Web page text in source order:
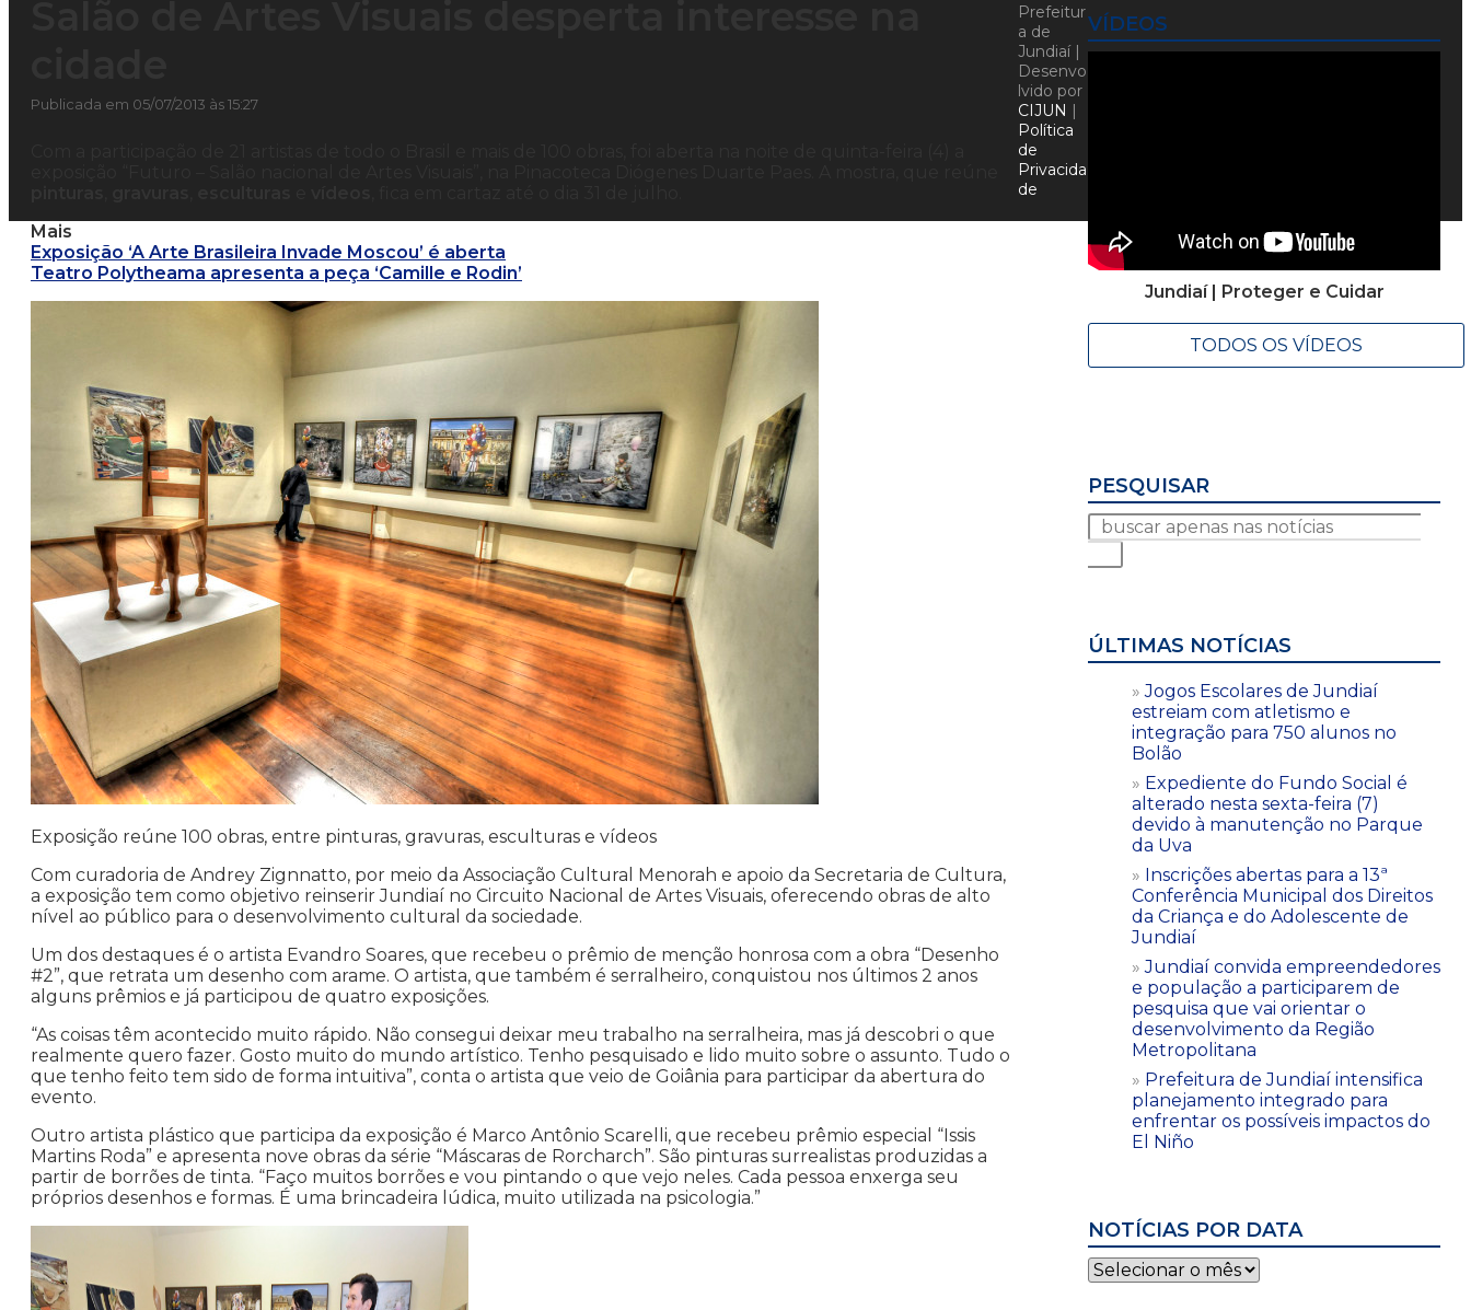
Publicada em 05/07/2013 às 15:27
Mais
Exposição ‘A Arte Brasileira Invade Moscou’ é aberta
Teatro Polytheama apresenta a peça ‘Camille e Rodin’
Exposição reúne 100 obras, entre pinturas, gravuras, esculturas e vídeos
Com curadoria de Andrey Zignnatto, por meio da Associação Cultural Menorah e apoio da Secretaria de Cultura,
a exposição tem como objetivo reinserir Jundiaí no Circuito Nacional de Artes Visuais, oferecendo obras de alto
nível ao público para o desenvolvimento cultural da sociedade.
Um dos destaques é o artista Evandro Soares, que recebeu o prêmio de menção honrosa com a obra “Desenho
#2”, que retrata um desenho com arame. O artista, que também é serralheiro, conquistou nos últimos 2 anos
alguns prêmios e já participou de quatro exposições.
“As coisas têm acontecido muito rápido. Não consegui deixar meu trabalho na serralheira, mas já descobri o que
realmente quero fazer. Gosto muito do mundo artístico. Tenho pesquisado e lido muito sobre o assunto. Tudo o
que tenho feito tem sido de forma intuitiva”, conta o artista que veio de Goiânia para participar da abertura do
evento.
Outro artista plástico que participa da exposição é Marco Antônio Scarelli, que recebeu prêmio especial “Issis
Martins Roda” e apresenta nove obras da série “Máscaras de Rorcharch”. São pinturas surrealistas produzidas a
partir de borrões de tinta. “Faço muitos borrões e vou pintando o que vejo neles. Cada pessoa enxerga seu
próprios desenhos e formas. É uma brincadeira lúdica, muito utilizada na psicologia.”
VÍDEOS
Jundiaí | Proteger e Cuidar
TODOS OS VÍDEOS
PESQUISAR
ÚLTIMAS NOTÍCIAS
Jogos Escolares de Jundiaí
estreiam com atletismo e
integração para 750 alunos no
Bolão
Expediente do Fundo Social é
alterado nesta sexta-feira (7)
devido à manutenção no Parque
da Uva
Inscrições abertas para a 13ª
Conferência Municipal dos Direitos
da Criança e do Adolescente de
Jundiaí
Jundiaí convida empreendedores
e população a participarem de
pesquisa que vai orientar o
desenvolvimento da Região
Metropolitana
Prefeitura de Jundiaí intensifica
planejamento integrado para
enfrentar os possíveis impactos do
El Niño
NOTÍCIAS POR DATA
Notícias
por
Prefeitur
a de
Jundiaí |
Desenvo
lvido por
CIJUN |
Política
de
Privacida
de